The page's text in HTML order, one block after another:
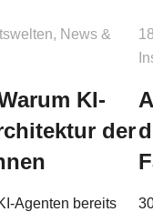
News &
KI-
der
Agenten bereits